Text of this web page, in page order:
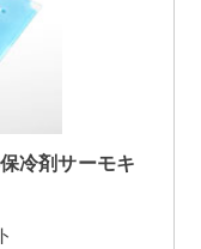
冷剤サーモキ